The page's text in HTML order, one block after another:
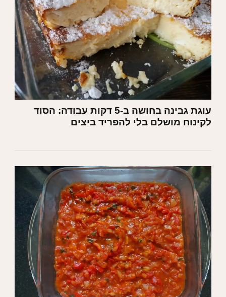
עוגת גבינה בחושה ב-5 דקות עבודה: הסוד
לקינוח מושלם בלי להפריד ביצים